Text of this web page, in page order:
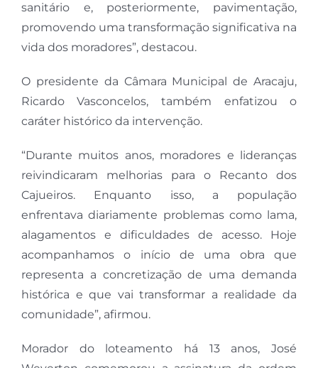
sanitário e, posteriormente, pavimentação,
promovendo uma transformação significativa na
vida dos moradores”, destacou.
O presidente da Câmara Municipal de Aracaju,
Ricardo Vasconcelos, também enfatizou o
caráter histórico da intervenção.
“Durante muitos anos, moradores e lideranças
reivindicaram melhorias para o Recanto dos
Cajueiros. Enquanto isso, a população
enfrentava diariamente problemas como lama,
alagamentos e dificuldades de acesso. Hoje
acompanhamos o início de uma obra que
representa a concretização de uma demanda
histórica e que vai transformar a realidade da
comunidade”, afirmou.
Morador do loteamento há 13 anos, José